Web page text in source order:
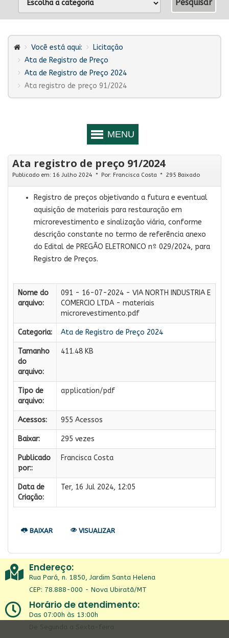
Você está aqui:
Licitação
Ata de Registro de Preço
Ata de Registro de Preço 2024
Ata registro de preço 91/2024
Ata registro de preço 91/2024
Publicado em: 16 Julho 2024 Por: Francisca Costa 295 Baixado
Registro de preços objetivando a futura e eventual
aquisição de materiais para restauração em
microrevestimento e sinalização viária, conforme
descrição constante no termo de referência anexo
do Edital de PREGÃO ELETRONICO nº 029/2024, para
Registro de Preços.
Nome do
arquivo:
091 - 16-07-2024 - VIA NORTH INDUSTRIA E
COMERCIO LTDA - materiais
microrevestimento.pdf
Categoria: Ata de Registro de Preço 2024
Tamanho
do
arquivo:
411.48 KB
Tipo de
arquivo:
application/pdf
Acessos: 955 Acessos
Baixar: 295 vezes
Publicado
por::
Francisca Costa
Data de
Criação:
Ter, 16 Jul 2024, 12:05
BAIXAR VISUALIZAR
Endereço:
Rua Pará, n. 1850, Jardim Santa Helena
CEP: 78.888-000 - Nova Ubiratã/MT
Horário de atendimento:
Das 07:00h às 13:00h
De Segunda a Sexta-feira